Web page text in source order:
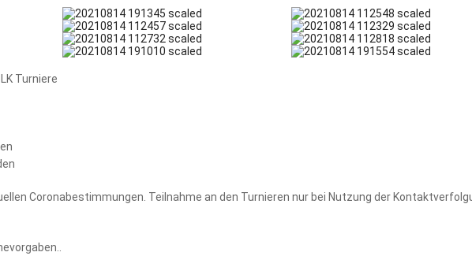
Turniere
Coronabestimmungen. Teilnahme an den Turnieren nur bei Nutzung der